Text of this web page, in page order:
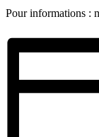
Pour informations :